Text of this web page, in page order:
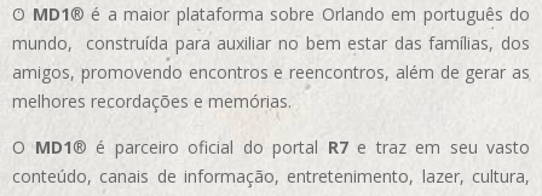
O MD1® é a maior plataforma sobre Orlando em português do
mundo, construída para auxiliar no bem estar das famílias, dos
amigos, promovendo encontros e reencontros, além de gerar as
melhores recordações e memórias.
OMD1® é parceiro oficial do portal R7e traz em seu vasto
conteúdo, canais de informação, entretenimento, lazer, cultura,